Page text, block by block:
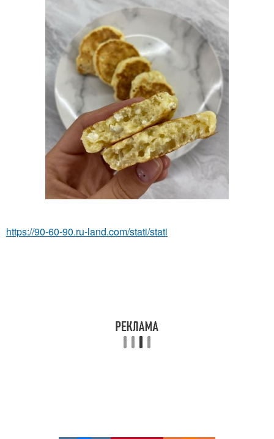
https://90-60-90.ru-land.com/stati/stati